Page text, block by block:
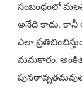
సంబంధంలో
అనేది కాదు,
ఎలా
మమకారం,